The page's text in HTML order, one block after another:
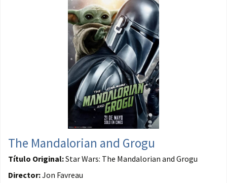
The Mandalorian and Grogu
Título Original:Star Wars: The Mandalorian and Grogu
Director:Jon Favreau